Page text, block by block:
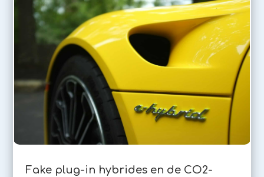
Fake plug-in hybrides en de CO2-